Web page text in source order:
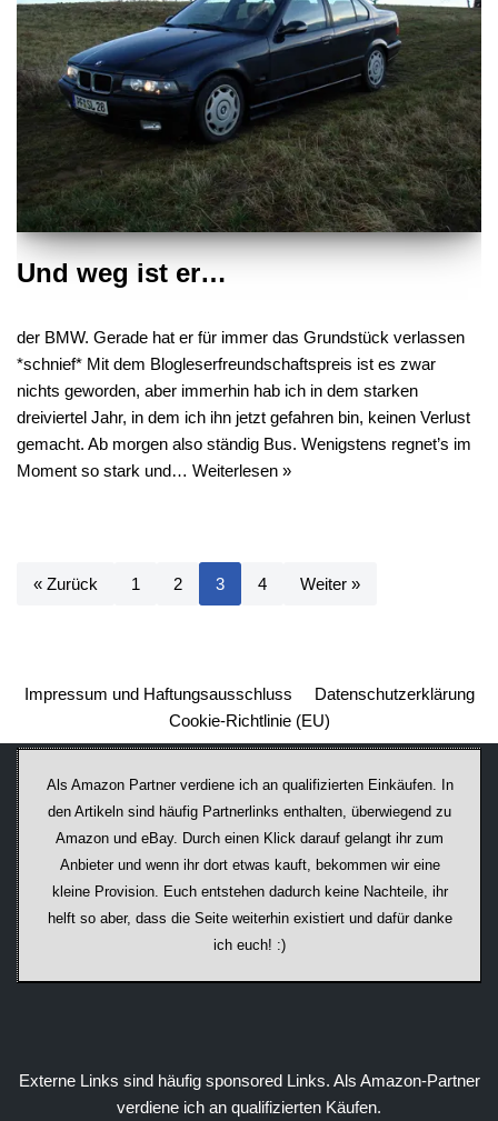
Und weg ist er…
der BMW. Gerade hat er für immer das Grundstück verlassen
*schnief* Mit dem Blogleserfreundschaftspreis ist es zwar
nichts geworden, aber immerhin hab ich in dem starken
dreiviertel Jahr, in dem ich ihn jetzt gefahren bin, keinen Verlust
gemacht. Ab morgen also ständig Bus. Wenigstens regnet’s im
Moment so stark und… Weiterlesen »
« Zurück 1 2 3 4 Weiter »
Impressum und Haftungsausschluss
Datenschutzerklärung
Cookie-Richtlinie (EU)
Als Amazon Partner verdiene ich an qualifizierten Einkäufen. In
den Artikeln sind häufig Partnerlinks enthalten, überwiegend zu
Amazon und eBay. Durch einen Klick darauf ge­lan­gt ihr zum
Anbieter und wenn ihr dort etwas kauft, bekommen wir ei­ne
kleine Provision. Euch entstehen dadurch keine Nachteile, ihr
helft so aber, dass die Seite weiterhin existiert und dafür danke
ich euch! :)
Externe Links sind häufig sponsored Links. Als Amazon-Partner
verdiene ich an qualifizierten Käufen.